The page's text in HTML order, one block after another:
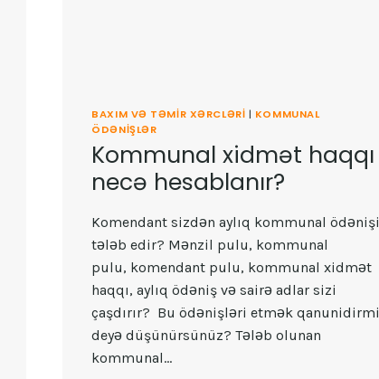
BAXIM VƏ TƏMIR XƏRCLƏRI | KOMMUNAL
ÖDƏNIŞLƏR
Kommunal xidmət haqqı
necə hesablanır?
Komendant sizdən aylıq kommunal ödənişi
tələb edir? Mənzil pulu, kommunal
pulu, komendant pulu, kommunal xidmət
haqqı, aylıq ödəniş və sairə adlar sizi
çaşdırır? Bu ödənişləri etmək qanunidirmi
deyə düşünürsünüz? Tələb olunan
kommunal…